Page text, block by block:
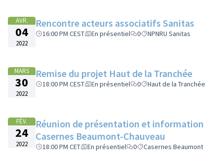
AVR.
04
2022
Rencontre acteurs associatifs Sanitas
16:00 PM CEST En présentiel 0 NPNRU Sanitas
MARS
30
2022
Remise du projet Haut de la Tranchée
18:00 PM CEST En présentiel 0 Haut de la Tranchée
FÉV.
24
2022
Réunion de présentation et information
Casernes Beaumont-Chauveau
18:00 PM CET En présentiel 0 Casernes Beaumont